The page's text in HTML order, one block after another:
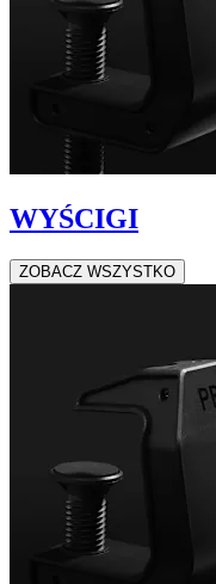
WYŚCIGI
ZOBACZ WSZYSTKO